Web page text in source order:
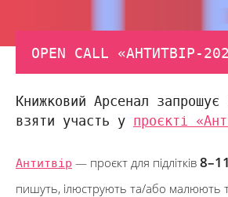
OPEN CALL «АНТИТВІР-
Книжковий Арсенал запрошує
взяти участь у проєкті
Антитвір — проєкт для підлітків
пишуть, ілюструють та/або малюють